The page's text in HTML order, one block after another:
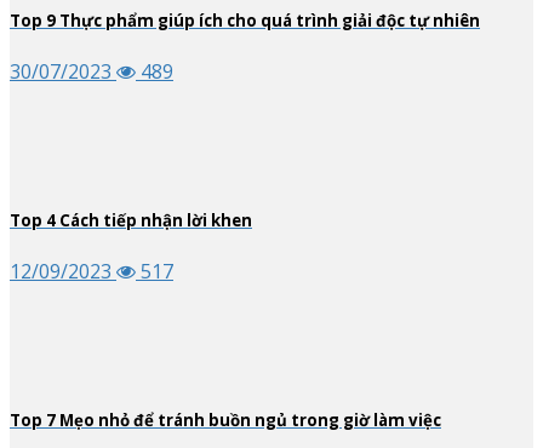
Top 9 Thực phẩm giúp ích cho quá trình giải độc tự nhiên
30/07/2023 489
Top 4 Cách tiếp nhận lời khen
12/09/2023 517
Top 7 Mẹo nhỏ để tránh buồn ngủ trong giờ làm việc